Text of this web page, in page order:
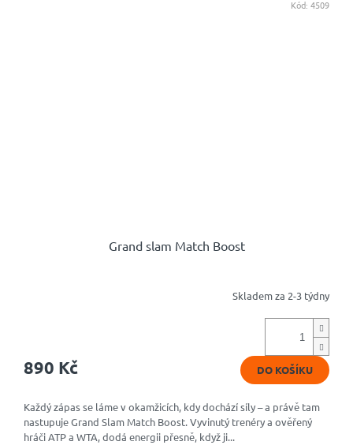
Grand slam Match Boost
z
hvězdiček.
Skladem za 2-3 týdny
890 Kč DO KOŠÍKU
Každý zápas se láme v okamžicích, kdy dochází síly – a právě tam
nastupuje Grand Slam Match Boost. Vyvinutý trenéry a ověřený
hráči ATP a WTA, dodá energii přesně, když ji...
Kód: 4509